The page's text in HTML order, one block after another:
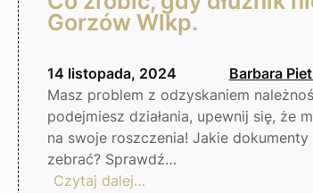
Gorzów Wlkp.
14 listopada, 2024
Barbara
Masz problem z odzyskaniem
podejmiesz działania, upewnij się, że
na swoje roszczenia! Jakie
zebrać? Sprawdź…
Czytaj dalej…